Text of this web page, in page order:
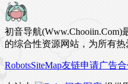
初音导航
的综合性资源网站，为所有
RobotsSiteMap友链申请广告